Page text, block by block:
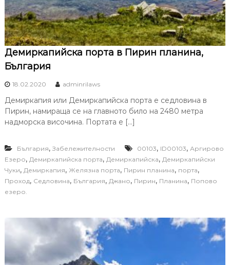
Демиркапийска порта в Пирин планина,
България
18.02.2020 adminrilaws
Демиркапия или Демиркапийска порта е седловина в
Пирин, намираща се на главното било на 2480 метра
надморска височина. Портата е […]
България, Забележителности 00103, ID00103, Аргирово
Езеро, Демиркапийска порта, Демиркапийска, Демиркапийски
Чуки, Демиркапия, Желязна порта, Пирин планина, порта,
Проход, Седловина, България, Джано, Пирин, Планина, Попово
езеро.